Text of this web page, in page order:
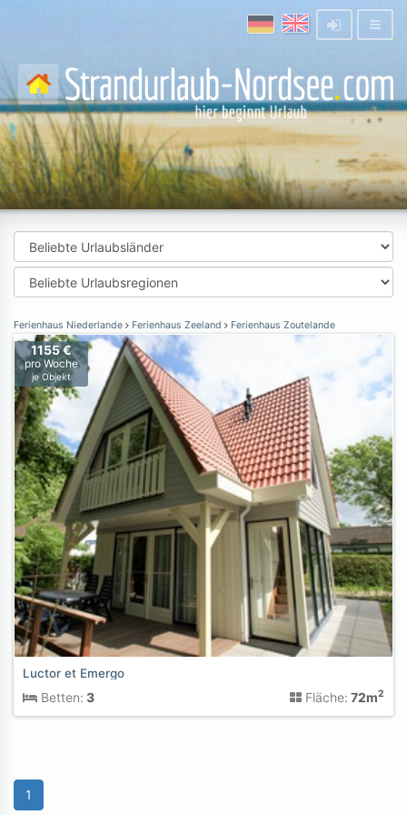
Ferienhaus Niederlande Ferienhaus Zeeland Ferienhaus Zoutelande
1155 €
pro Woche
je Objekt
Luctor et Emergo
Betten: 3 Fläche: 72m2
1